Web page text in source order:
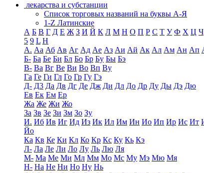
лекарства и субстанции
Список торговых названий на буквы А-Я
1-Z Латинские
А Б В Г Д Е Ж З И Й К Л М Н О П Р С Т У Ф Х Ц Ч
5 9 L H
А. Аа Аб Ав Аг Ад Ае Аз Аи Ай Ак Ал Ам Ан Ап
Б- Ба Бе Би Бл Бо Бр Бу Бы Бэ
В- Ва Вг Ве Ви Во Вп Ву
Га Ге Ги Гл Го Гр Гу Гэ
Д- Д3 Да Дв Дг Де Дж Ди Дл До Др Ду Ды Дэ Дю
Ев Ек Ем Ер
Жа Же Жи Жо
За Зв Зе Зи Зм Зо Зу
И. Иб Ив Иг Ид Из Ик Ил Им Ин Ио Ип Ир Ис Ит
Йо
Ка Кв Ке Ки Кл Ко Кр Кс Ку Кь Кэ
Л- Ла Ле Ли Ло Лу Ль Лю Ля
М- Ма Ме Ми Мл Мм Мо Мс Му Мэ Мю Мя
Н- На Не Ни Но Ну Нь